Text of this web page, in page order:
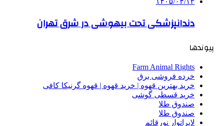
دندانپزشکی تحت بیهوشی در شرق تهران
پیوندها
Farm Animal Rights
خرده فروشی برق
خرید بهترین قهوه | خرید قهوه | قهوه گرنیکا کافی
خرید قسطی گوشی
صندوق طلا
صندوق طلا
لابراتوار نورقائم